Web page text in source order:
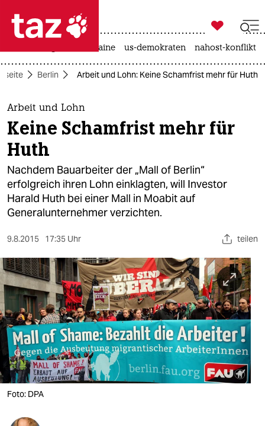
 taz zahl ich
taz zahl ich
themen
politik
öko
gesellschaft
kultur
sport
berlin
nord
wahrheit
verlag
verlag
veranstaltungen
shop

taz zahl ich
krieg in der ukraine us-demokraten nahost-konflikt
Berlin Arbeit und Lohn: Keine Schamfrist mehr für Huth
Arbeit und Lohn
Keine Schamfrist mehr für
Huth
Nachdem Bauarbeiter der „Mall of Berlin“
erfolgreich ihren Lohn einklagten, will Investor
Harald Huth bei einer Mall in Moabit auf
Generalunternehmer verzichten.
9.8.2015 17:35 Uhr teilen
Foto: DPA